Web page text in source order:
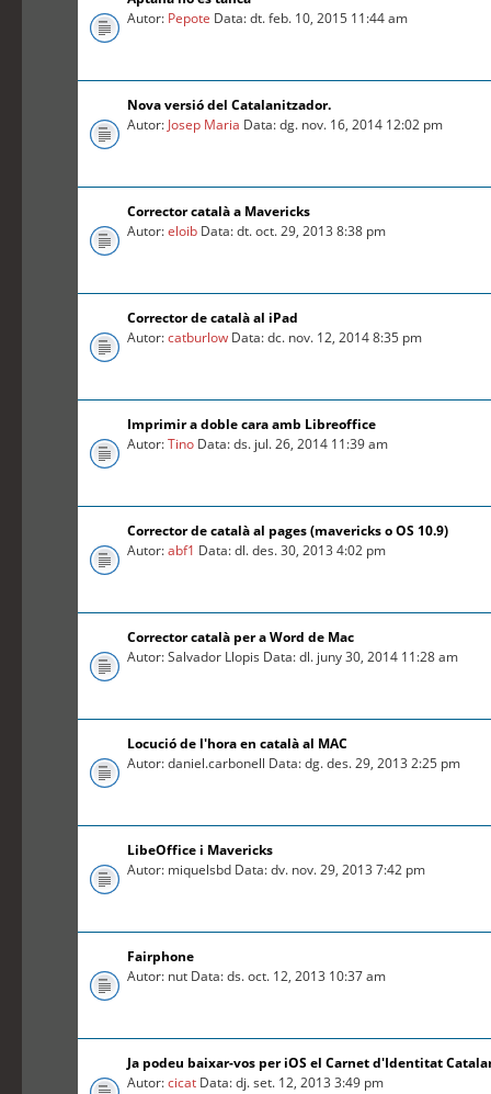
Autor: Pepote Data: dt. feb. 10, 2015 11:44 am
Nova versió del Catalanitzador.
Autor: Josep Maria Data: dg. nov. 16, 2014 12:02 pm
Corrector català a Mavericks
Autor:eloib Data: dt. oct. 29, 2013 8:38 pm
Corrector de català al iPad
Autor:catburlow Data: dc. nov. 12, 2014 8:35 pm
Imprimir a doble cara amb Libreoffice
Autor:Tino Data: ds. jul. 26, 2014 11:39 am
Corrector de català al pages (mavericks o OS 10.9)
Autor:abf1 Data: dl. des. 30, 2013 4:02 pm
Corrector català per a Word de Mac
Autor: Salvador Llopis Data: dl. juny 30, 2014 11:28 am
Locució de l'hora en català al MAC
Autor: daniel.carbonell Data: dg. des. 29, 2013 2:25 pm
LibeOffice i Mavericks
Autor: miquelsbd Data: dv. nov. 29, 2013 7:42 pm
Fairphone
Autor: nut Data: ds. oct. 12, 2013 10:37 am
Ja podeu baixar-vos per iOS el Carnet d'Identitat
Autor:cicat Data: dj. set. 12, 2013 3:49 pm